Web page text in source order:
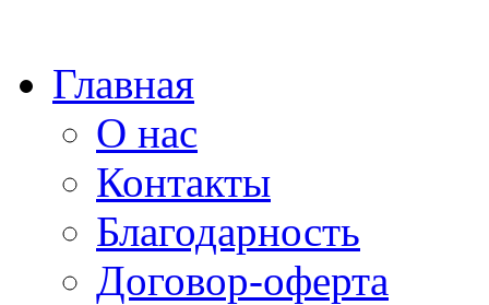
Главная
О нас
Контакты
Благодарность
Договор-оферта